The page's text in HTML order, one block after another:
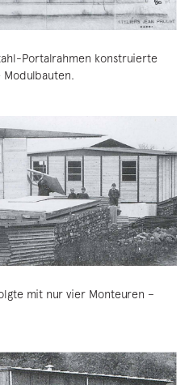
Portalrahmen konstruierte
mit nur vier Monteuren –